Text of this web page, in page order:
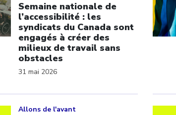
Semaine nationale de
l’accessibilité : les
syndicats du Canada sont
engagés à créer des
milieux de travail sans
obstacles
31 mai 2026
Allons de l'avant